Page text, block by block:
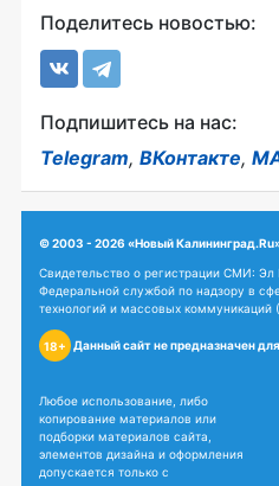
Поделитесь новостью:
Подпишитесь на нас:
Telegram, ВКонтакте,
© 2003 - 2026 «Новый
Свидетельство о регистрации СМИ:
Федеральной службой по надзору в
технологий и массовых коммуникаций
18+ Данный сайт не предназначен
Любое использование, либо
копирование материалов или
подборки материалов сайта,
элементов дизайна и оформления
допускается только с